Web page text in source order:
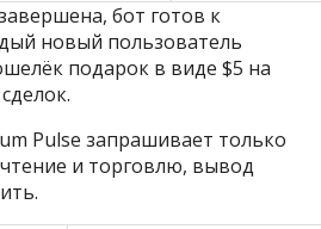
бот готов к
новый пользователь
подарок в виде $5 на
Pulse запрашивает только
и торговлю, вывод